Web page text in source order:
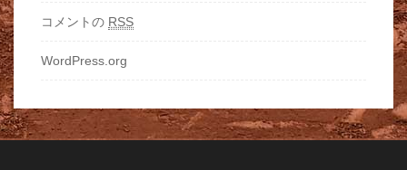
コメントの RSS
WordPress.org